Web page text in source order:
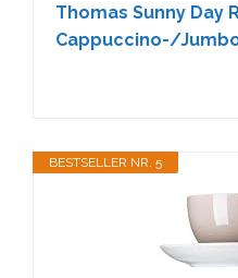
Thomas Sunny Day
Cappuccino-/
BESTSELLER NR. 5